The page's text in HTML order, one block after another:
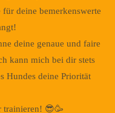
deine bemerkenswerte
deine genaue und faire
kann mich bei dir stets
Hundes deine Priorität
trainieren! 😎🥳